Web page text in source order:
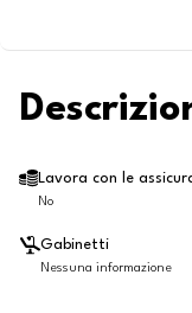
Lavora con le
No
Gabinetti
Nessuna informazione